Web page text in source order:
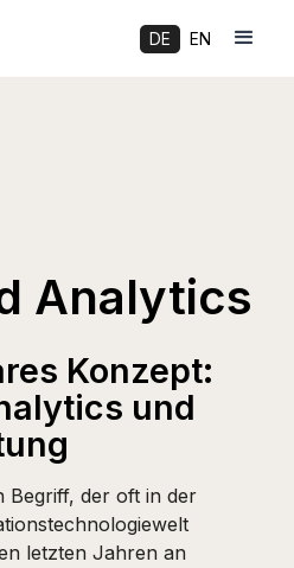
DE EN
Analytics
Konzept:
und
Begriff, der oft in der
letzten Jahren an